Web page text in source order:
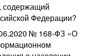
содержащий
Федерации?
№ 168-ФЗ «О